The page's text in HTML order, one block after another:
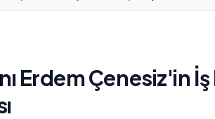
Erdem Çenesiz'in İş